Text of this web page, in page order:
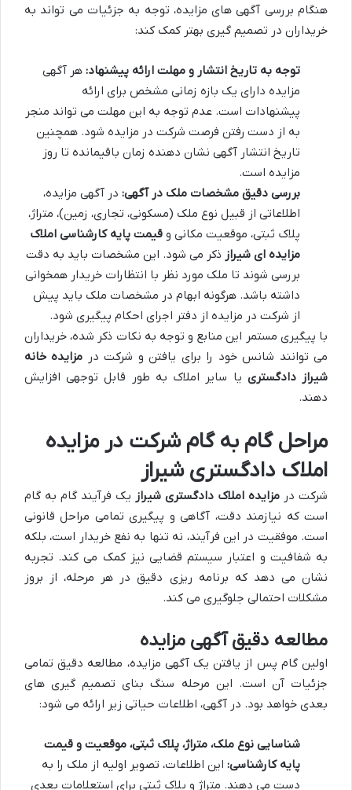
هنگام بررسی آگهی های مزایده، توجه به جزئیات می تواند به
خریداران در تصمیم گیری بهتر کمک کند:
توجه به تاریخ انتشار و مهلت ارائه پیشنهاد: هر آگهی
مزایده دارای یک بازه زمانی مشخص برای ارائه
پیشنهادات است. عدم توجه به این مهلت می تواند منجر
به از دست رفتن فرصت شرکت در مزایده شود. همچنین
تاریخ انتشار آگهی نشان دهنده زمان باقیمانده تا روز
مزایده است.
بررسی دقیق مشخصات ملک در آگهی: در آگهی مزایده،
اطلاعاتی از قبیل نوع ملک (مسکونی، تجاری، زمین)، متراژ،
پلاک ثبتی، موقعیت مکانی و قیمت پایه کارشناسی املاک
مزایده ای شیراز ذکر می شود. این مشخصات باید به دقت
بررسی شوند تا ملک مورد نظر با انتظارات خریدار همخوانی
داشته باشد. هرگونه ابهام در مشخصات ملک باید پیش
از شرکت در مزایده از دفتر اجرای احکام پیگیری شود.
با پیگیری مستمر این منابع و توجه به نکات ذکر شده، خریداران
می توانند شانس خود را برای یافتن و شرکت در مزایده خانه
شیراز دادگستری یا سایر املاک به طور قابل توجهی افزایش
دهند.
مراحل گام به گام شرکت در مزایده
املاک دادگستری شیراز
شرکت در مزایده املاک دادگستری شیراز یک فرآیند گام به گام
است که نیازمند دقت، آگاهی و پیگیری تمامی مراحل قانونی
است. موفقیت در این فرآیند، نه تنها به نفع خریدار است، بلکه
به شفافیت و اعتبار سیستم قضایی نیز کمک می کند. تجربه
نشان می دهد که برنامه ریزی دقیق در هر مرحله، از بروز
مشکلات احتمالی جلوگیری می کند.
مطالعه دقیق آگهی مزایده
اولین گام پس از یافتن یک آگهی مزایده، مطالعه دقیق تمامی
جزئیات آن است. این مرحله سنگ بنای تصمیم گیری های
بعدی خواهد بود. در آگهی، اطلاعات حیاتی زیر ارائه می شود:
شناسایی نوع ملک، متراژ، پلاک ثبتی، موقعیت و قیمت
پایه کارشناسی: این اطلاعات، تصویر اولیه از ملک را به
دست می دهند. متراژ و پلاک ثبتی برای استعلامات بعدی